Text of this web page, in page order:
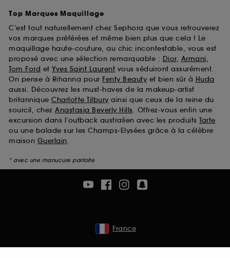
Top Marques Maquillage
C’est tout naturellement chez Sephora que vous retrouverez
vos marques préférées et même bien plus que cela ! Le
maquillage haute-couture, au chic incontestable, vous est
proposé avec une sélection remarquable : Dior, Armani,
Tom Ford et Yves Saint Laurent vous séduiront assurément.
On pense à Rihanna pour Fenty Beauty et bien sûr à Huda
aussi. Découvrez les must-haves de la makeup-artist
britannique Charlotte Tilbury ainsi que ceux de la reine du
sourcil, chez Anastasia Beverly Hills. Offrez-vous enfin une
excursion dans l’outback australien avec les produits Tarte
ou une balade sur les Champs-Elysées grâce à la célèbre
maison Guerlain.
* avec une manucure parfaite
France